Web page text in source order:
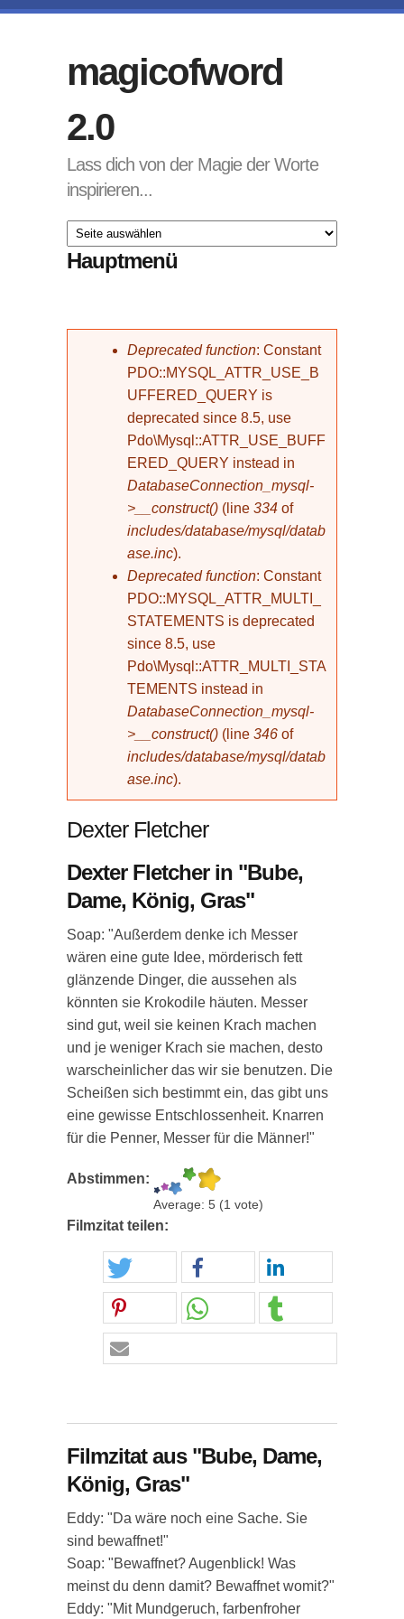
magicofword
2.0
Lass dich von der Magie der Worte
inspirieren...
Hauptmenü
Fehlermeldung
Deprecated function: Constant
PDO::MYSQL_ATTR_USE_B
UFFERED_QUERY is
deprecated since 8.5, use
Pdo\Mysql::ATTR_USE_BUFF
ERED_QUERY instead in
DatabaseConnection_mysql-
>__construct() (line 334 of
includes/database/mysql/datab
ase.inc).
Deprecated function: Constant
PDO::MYSQL_ATTR_MULTI_
STATEMENTS is deprecated
since 8.5, use
Pdo\Mysql::ATTR_MULTI_STA
TEMENTS instead in
DatabaseConnection_mysql-
>__construct() (line 346 of
includes/database/mysql/datab
ase.inc).
Dexter Fletcher
Dexter Fletcher in "Bube,
Dame, König, Gras"
Soap: "Außerdem denke ich Messer
wären eine gute Idee, mörderisch fett
glänzende Dinger, die aussehen als
könnten sie Krokodile häuten. Messer
sind gut, weil sie keinen Krach machen
und je weniger Krach sie machen, desto
warscheinlicher das wir sie benutzen. Die
Scheißen sich bestimmt ein, das gibt uns
eine gewisse Entschlossenheit. Knarren
für die Penner, Messer für die Männer!"
Abstimmen:
Average: 5 (1 vote)
Filmzitat teilen:
Filmzitat aus "Bube, Dame,
König, Gras"
Eddy: "Da wäre noch eine Sache. Sie
sind bewaffnet!"
Soap: "Bewaffnet? Augenblick! Was
meinst du denn damit? Bewaffnet womit?"
Eddy: "Mit Mundgeruch, farbenfroher